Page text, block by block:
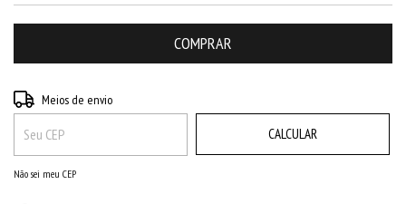
Entregas para o CEP:
Meios de envio
CALCULAR
Não sei meu CEP